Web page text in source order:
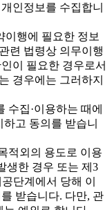
인정보를 수집합니
이행에 필요한 정보
련 법령상 의무이행
이 필요한 경우로서
경우에는 그러하지
수집·이용하는 때에
고 동의를 받습니
적외의 용도로 이용
생한 경우 또는 제3
단계에서 당해 이
받습니다. 다만, 관